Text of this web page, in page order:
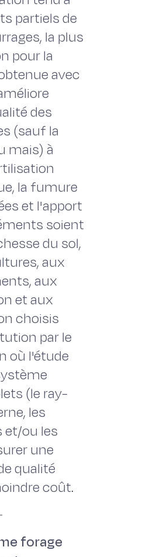
partiels de
la plus
pour la
avec
des
(sauf la
mais) à
la fumure
et l'apport
soient
du sol,
aux
aux
et aux
choisis
par le
où l'étude
(le ray-
les
et/ou les
une
qualité
coût.
forage